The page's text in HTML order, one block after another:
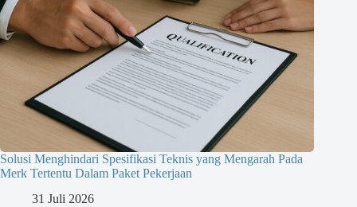
Solusi Menghindari Spesifikasi Teknis yang Mengarah Pada
Merk Tertentu Dalam Paket Pekerjaan
31 Juli 2026